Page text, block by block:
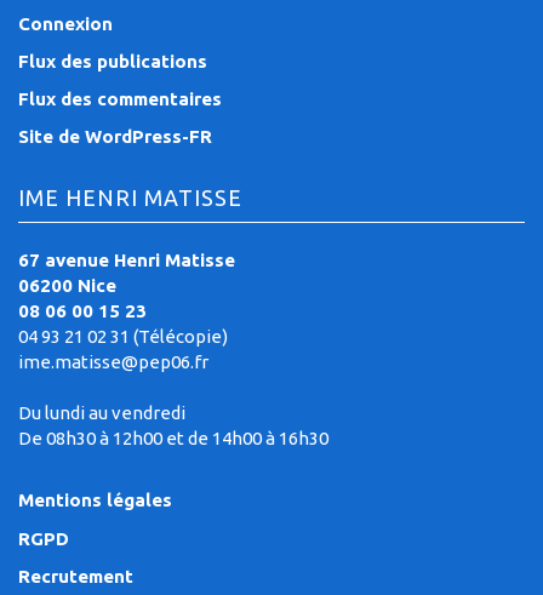
Connexion
Flux des publications
Flux des commentaires
Site de WordPress-FR
IME HENRI MATISSE
67 avenue Henri Matisse
06200 Nice
08 06 00 15 23
04 93 21 02 31 (Télécopie)
ime.matisse@pep06.fr
Du lundi au vendredi
De 08h30 à 12h00 et de 14h00 à 16h30
Mentions légales
RGPD
Recrutement